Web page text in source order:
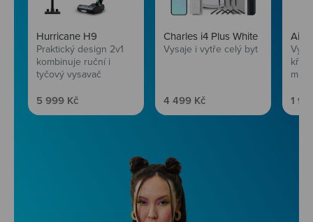
Hurricane H9
Praktický design 2v1
kombinuje ruční i
tyčový vysavač
Prodejní cena
5 999 Kč
Charles i4 Plus White
Vysaje i vytře celý byt
Prodejní cena
4 499 Kč 1